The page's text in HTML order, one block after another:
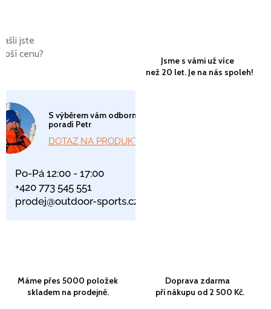
jste
cenu?
S výběrem vám odborně
poradí Petr
DOTAZ NA PRODUKT
Po-Pá 12:00 - 17:00
+420 773 545 551
prodej@outdoor-sports.cz
Jsme s vámi už více
než 20 let. Je na nás spoleh!
Máme přes 5000 položek
skladem na prodejně.
Doprava zdarma
při nákupu od 2 500 Kč.